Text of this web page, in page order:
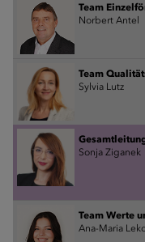
Team
Norbert Antel
Team
Sylvia Lutz
Sonja Ziganek
Team Werte
Ana-Maria